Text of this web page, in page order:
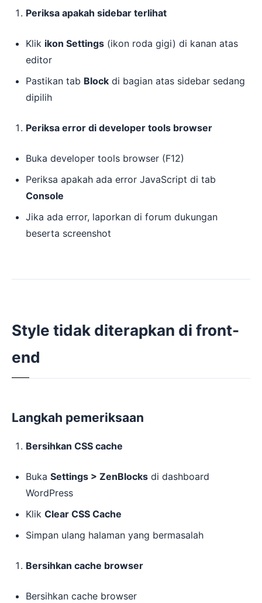
Periksa apakah sidebar terlihat
Klik ikon Settings (ikon roda gigi) di kanan atas
editor
Pastikan tab Block di bagian atas sidebar sedang
dipilih
Periksa error di developer tools browser
Buka developer tools browser (F12)
Periksa apakah ada error JavaScript di tab
Console
Jika ada error, laporkan di forum dukungan
beserta screenshot
Style tidak diterapkan di front-
end
Langkah pemeriksaan
Bersihkan CSS cache
Buka Settings > ZenBlocks di dashboard
WordPress
Klik Clear CSS Cache
Simpan ulang halaman yang bermasalah
Bersihkan cache browser
Bersihkan cache browser